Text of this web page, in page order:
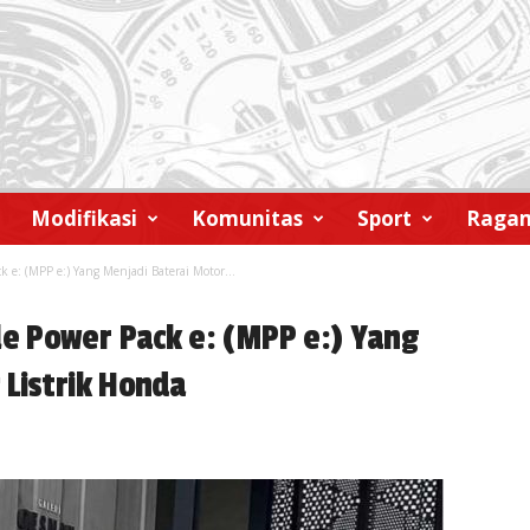
Modifikasi Komunitas Sport
e: (MPP e:) Yang Menjadi Baterai Motor...
Power Pack e: (MPP e:) Yang
Honda